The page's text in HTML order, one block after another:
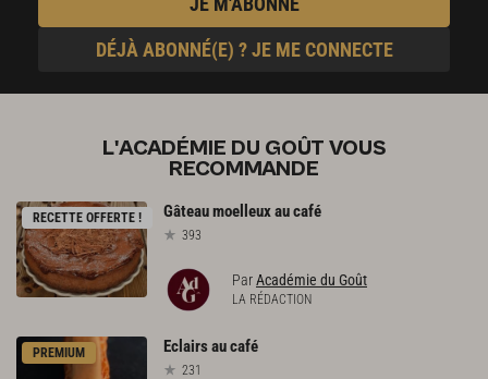
DÉJÀ ABONNÉ(E) ? JE ME CONNECTE
L'ACADÉMIE DU GOÛT VOUS
RECOMMANDE
RECETTE OFFERTE ! Gâteaumoelleuxaucafé
393
ParAcadémie du Goût
LA RÉDACTION
PREMIUM Eclairsaucafé
231